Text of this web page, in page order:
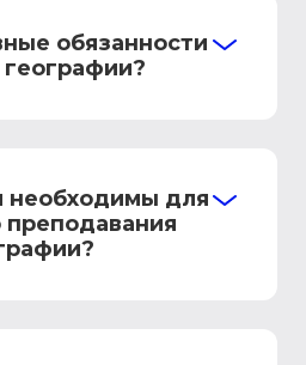
обязанности
необходимы для